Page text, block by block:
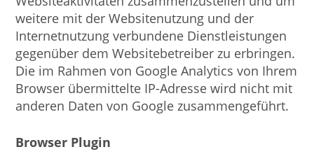
weitere mit der Websitenutzung und der
Internetnutzung verbundene Dienstleistungen
gegenüber dem Websitebetreiber zu erbringen.
Die im Rahmen von Google Analytics von Ihrem
Browser übermittelte IP-Adresse wird nicht mit
anderen Daten von Google zusammengeführt.
Browser Plugin